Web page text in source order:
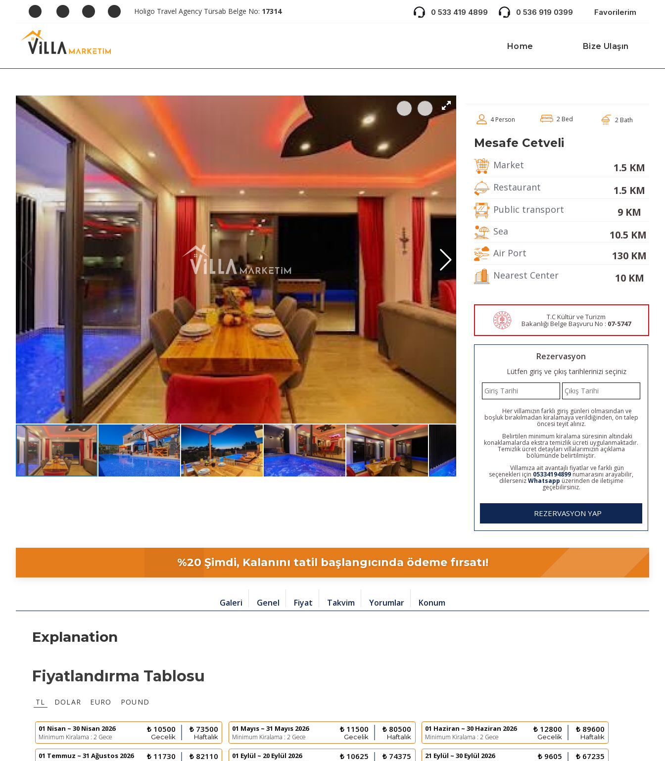
Holigo Travel Agency Türsab Belge No: 17314 0 533 419 4899 0 536 919 0399 Favorilerim
Home Bize Ulaşın
4 Person 2 Bed 2 Bath
Mesafe Cetveli
Market 1.5 KM
Restaurant 1.5 KM
Public transport 9 KM
Sea 10.5 KM
Air Port 130 KM
Nearest Center 10 KM
T.C Kültür ve Turizm
Bakanlığı Belge Başvuru No : 07-5747
Rezervasyon
Lütfen giriş ve çıkış tarihlerinizi seçiniz
Her villamızın farklı giriş günleri olmasından ve
boşluk bırakılmadan kiralamaya verildiğinden, ön talep
öncesi teyit alınız.
Belirtilen minimum kiralama süresinin altındaki
konaklamalarda ekstra temizlik ücreti uygulanmaktadır.
Temizlik ücret detayları villalarımızın açıklama
bölümünde belirtilmiştir.
Villamıza ait avantajlı fiyatlar ve farklı gün
seçenekleri için 05334194899 numarasını arayabilir,
dilersenizWhatsapp üzerinden de iletişime
geçebilirsiniz.
REZERVASYON YAP
%20 Şimdi, Kalanını tatil başlangıcında ödeme fırsatı!
Galeri Genel Fiyat Takvim Yorumlar Konum
Explanation
Fiyatlandırma Tablosu
TL DOLAR EURO POUND
01 Nisan ~ 30 Nisan 2026
Minimum Kiralama : 2 Gece
₺ 10500
Gecelik
₺ 73500
Haftalık
01 Mayıs ~ 31 Mayıs 2026
Minimum Kiralama : 2 Gece
₺ 11500
Gecelik
₺ 80500
Haftalık
01 Haziran ~ 30 Haziran 2026
Minimum Kiralama : 2 Gece
₺ 12800
Gecelik
₺ 89600
Haftalık
01 Temmuz ~ 31 Ağustos 2026 ₺ 11730 ₺ 82110 01 Eylül ~ 20 Eylül 2026 ₺ 10625 ₺ 74375 21 Eylül ~ 30 Eylül 2026 ₺ 9605 ₺ 67235